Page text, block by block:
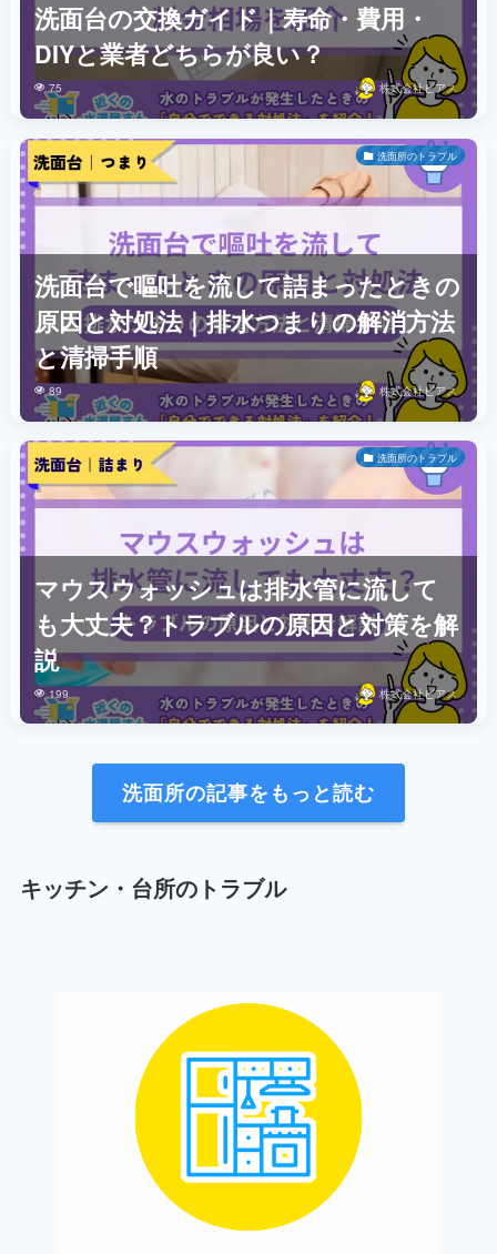
洗面台の交換ガイド｜寿命・費用・
DIYと業者どちらが良い？
75 株式会社ビアス
洗面所のトラブル
洗面台で嘔吐を流して詰まったときの
原因と対処法｜排水つまりの解消方法
と清掃手順
89 株式会社ビアス
洗面所のトラブル
マウスウォッシュは排水管に流して
も大丈夫？トラブルの原因と対策を解
説
199 株式会社ビアス
洗面所の記事をもっと読む
キッチン・台所のトラブル